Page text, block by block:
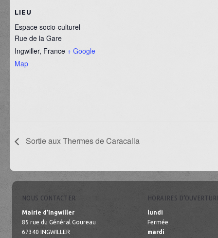
LIEU
Espace socio-culturel
Rue de la Gare
Ingwiller, France + Google
Map
Sortie aux Thermes de Caracalla
NOUS CONTACTER
Mairie d’Ingwiller
85 rue du Général Goureau
67340 INGWILLER
HORAIRES
lundi
Fermée
mardi